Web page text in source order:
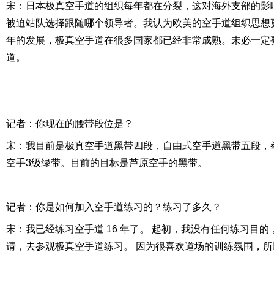
宋：日本极真空手道的组织每年都在分裂，这对海外支部的
被迫站队选择跟随哪个领导者。我认为欧美的空手道组织思
年的发展，极真空手道在很多国家都已经非常成熟。未必一
道。
记者：你现在的腰带段位是？
宋：我目前是极真空手道黑带四段，自由式空手道黑带五段
空手3级绿带。目前的目标是芦原空手的黑带。
记者：你是如何加入空手道练习的？练习了多久？
宋：我已经练习空手道 16 年了。 起初，我没有任何练习目的
请，去参观极真空手道练习。 因为很喜欢道场的训练氛围，